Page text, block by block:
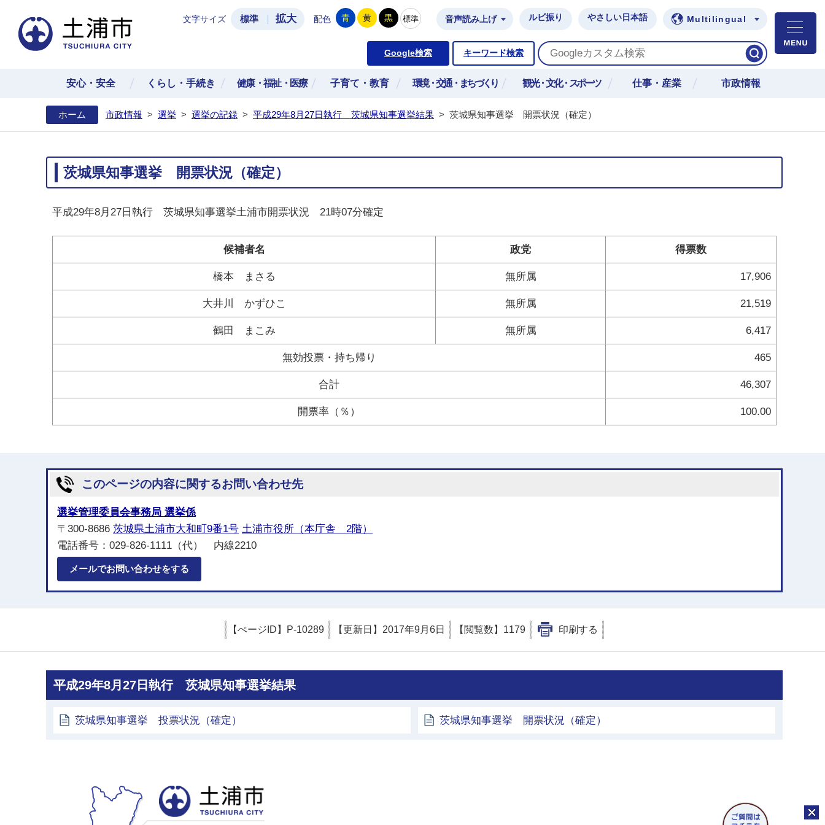
土浦市公式ホームページ
文字サイズ 標準 拡大 配色 青 黄 黒 標準 音声読み上げ ルビ振り やさしい日本語 Multilingual
Google検索 キーワード検索
安心・安全 くらし・手続き 健康・福祉・医療 子育て・教育 環境・交通・まちづくり 観光・文化・スポーツ 仕事・産業 市政情報
ホーム 市政情報 > 選挙 > 選挙の記録 > 平成29年8月27日執行 茨城県知事選挙結果 > 茨城県知事選挙 開票状況（確定）
茨城県知事選挙 開票状況（確定）
平成29年8月27日執行 茨城県知事選挙土浦市開票状況 21時07分確定
候補者名 政党 得票数
橋本 まさる 無所属 17,906
大井川 かずひこ 無所属 21,519
鶴田 まこみ 無所属 6,417
無効投票・持ち帰り 465
合計 46,307
開票率（％） 100.00
このページの内容に関するお問い合わせ先
選挙管理委員会事務局 選挙係
〒300-8686 茨城県土浦市大和町9番1号 土浦市役所（本庁舎 2階）
電話番号：029-826-1111（代） 内線2210
メールでお問い合わせをする
【ぺージID】 P-10289 【更新日】 2017年9月6日 【閲覧数】 1179 印刷する
平成29年8月27日執行 茨城県知事選挙結果
茨城県知事選挙 投票状況（確定） 茨城県知事選挙 開票状況（確定）
チャ